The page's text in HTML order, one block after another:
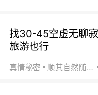
找30-45空虚无聊
旅游也行
真情秘密 顺其自然随缘